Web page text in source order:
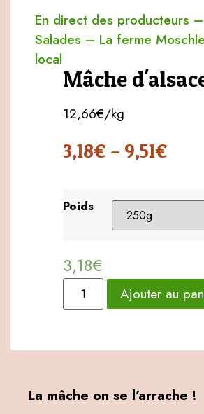
En direct des producteurs –
Salades – La ferme
local
Mâche
12,66€/kg
3,18€ – 9,51€
Poids
3,18€
Ajouter au
La mâche on se l’arrache !